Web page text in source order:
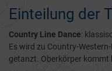
Einteilung der
Country Line Dance:
Es wird zu Country-
getanzt. Oberkörper kommt